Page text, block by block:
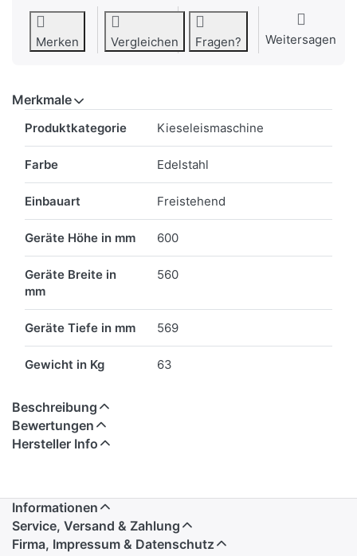
Merken Vergleichen Fragen? Weitersagen
Merkmale
Produktkategorie Kieseleismaschine
Farbe Edelstahl
Einbauart Freistehend
Geräte Höhe in mm 600
Geräte Breite in
mm
560
Geräte Tiefe in mm 569
Gewicht in Kg 63
Beschreibung
Bewertungen
Hersteller Info
Informationen
Service, Versand & Zahlung
Firma, Impressum & Datenschutz